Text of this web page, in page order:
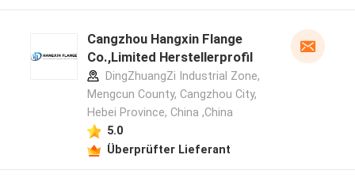
Cangzhou Hangxin Flange
Co.,Limited Herstellerprofil
DingZhuangZi Industrial Zone,
Mengcun County, Cangzhou City,
Hebei Province, China ,China
5.0
Überprüfter Lieferant